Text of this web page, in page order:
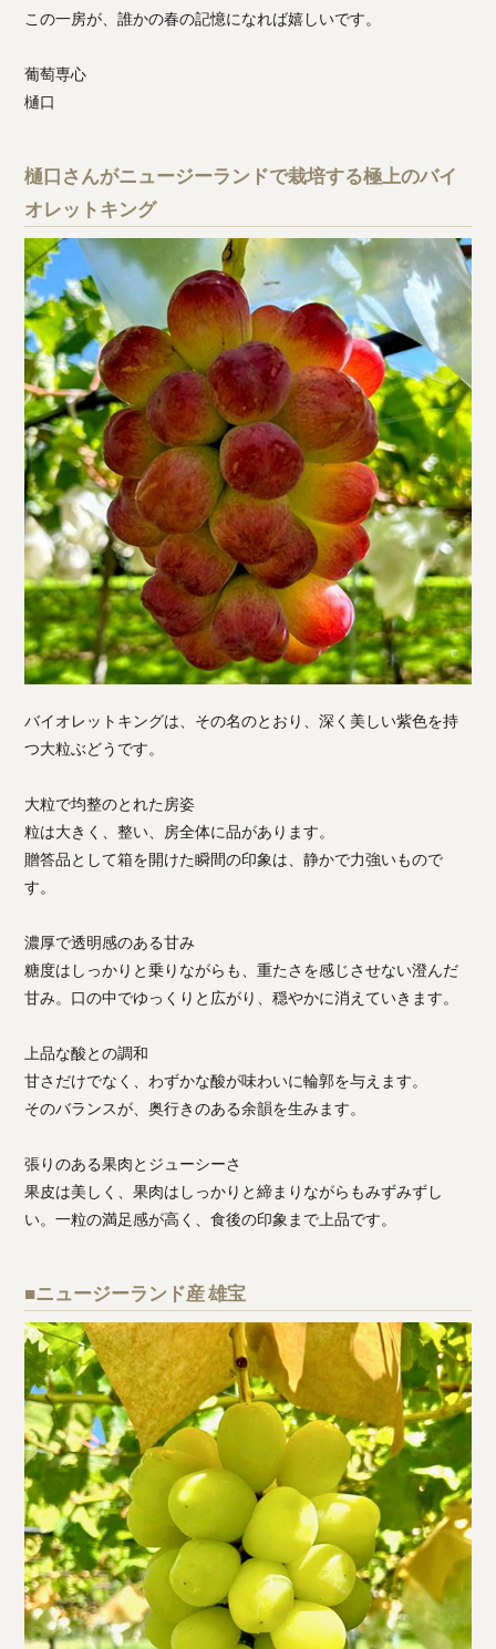
この一房が、誰かの春の記憶になれば嬉しいです。
葡萄専心
樋口
樋口さんがニュージーランドで栽培する極上のバイ
オレットキング
バイオレットキングは、その名のとおり、深く美しい紫色を持
つ大粒ぶどうです。
大粒で均整のとれた房姿
粒は大きく、整い、房全体に品があります。
贈答品として箱を開けた瞬間の印象は、静かで力強いもので
す。
濃厚で透明感のある甘み
糖度はしっかりと乗りながらも、重たさを感じさせない澄んだ
甘み。口の中でゆっくりと広がり、穏やかに消えていきます。
上品な酸との調和
甘さだけでなく、わずかな酸が味わいに輪郭を与えます。
そのバランスが、奥行きのある余韻を生みます。
張りのある果肉とジューシーさ
果皮は美しく、果肉はしっかりと締まりながらもみずみずし
い。一粒の満足感が高く、食後の印象まで上品です。
■ニュージーランド産 雄宝